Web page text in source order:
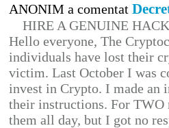
ANONIM a comentat
HIRE A GENUINE
Hello everyone, The
individuals have lost their
victim. Last October I was
invest in Crypto. I made
their instructions. For TWO
them all day, but I got no